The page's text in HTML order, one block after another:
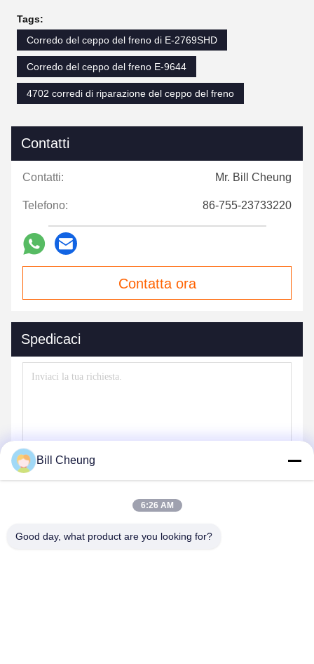
Tags:
Corredo del ceppo del freno di E-2769SHD
Corredo del ceppo del freno E-9644
4702 corredi di riparazione del ceppo del freno
Contatti
Contatti: Mr. Bill Cheung
Telefono: 86-755-23733220
Contatta ora
Spedicaci
Bill Cheung
6:26 AM
Good day, what product are you looking for?